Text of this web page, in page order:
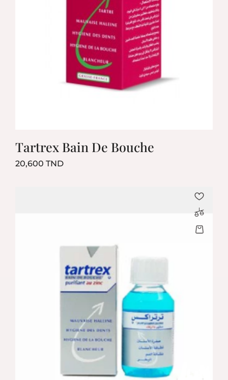
Tartrex Bain De Bouche
20,600 TNDPrix